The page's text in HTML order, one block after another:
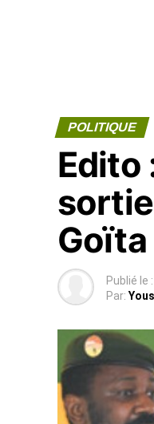
POLITIQUE
Edito
Goïta
Publié le :
Par: